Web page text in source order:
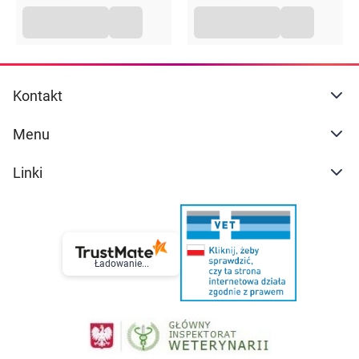
150 g
Kontakt
Menu
Linki
Ładowanie...